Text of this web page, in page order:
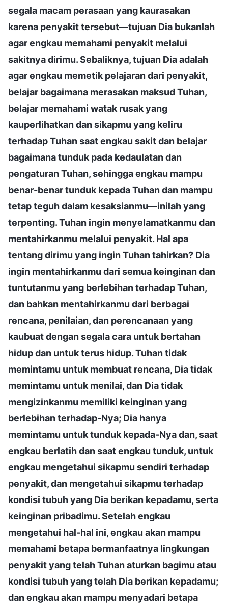
segala macam perasaan yang kaurasakan
karena penyakit tersebut—tujuan Dia bukanlah
agar engkau memahami penyakit melalui
sakitnya dirimu. Sebaliknya, tujuan Dia adalah
agar engkau memetik pelajaran dari penyakit,
belajar bagaimana merasakan maksud Tuhan,
belajar memahami watak rusak yang
kauperlihatkan dan sikapmu yang keliru
terhadap Tuhan saat engkau sakit dan belajar
bagaimana tunduk pada kedaulatan dan
pengaturan Tuhan, sehingga engkau mampu
benar-benar tunduk kepada Tuhan dan mampu
tetap teguh dalam kesaksianmu—inilah yang
terpenting. Tuhan ingin menyelamatkanmu dan
mentahirkanmu melalui penyakit. Hal apa
tentang dirimu yang ingin Tuhan tahirkan? Dia
ingin mentahirkanmu dari semua keinginan dan
tuntutanmu yang berlebihan terhadap Tuhan,
dan bahkan mentahirkanmu dari berbagai
rencana, penilaian, dan perencanaan yang
kaubuat dengan segala cara untuk bertahan
hidup dan untuk terus hidup. Tuhan tidak
memintamu untuk membuat rencana, Dia tidak
memintamu untuk menilai, dan Dia tidak
mengizinkanmu memiliki keinginan yang
berlebihan terhadap-Nya; Dia hanya
memintamu untuk tunduk kepada-Nya dan, saat
engkau berlatih dan saat engkau tunduk, untuk
engkau mengetahui sikapmu sendiri terhadap
penyakit, dan mengetahui sikapmu terhadap
kondisi tubuh yang Dia berikan kepadamu, serta
keinginan pribadimu. Setelah engkau
mengetahui hal-hal ini, engkau akan mampu
memahami betapa bermanfaatnya lingkungan
penyakit yang telah Tuhan aturkan bagimu atau
kondisi tubuh yang telah Dia berikan kepadamu;
dan engkau akan mampu menyadari betapa